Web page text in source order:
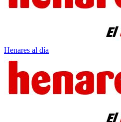
Henares al día